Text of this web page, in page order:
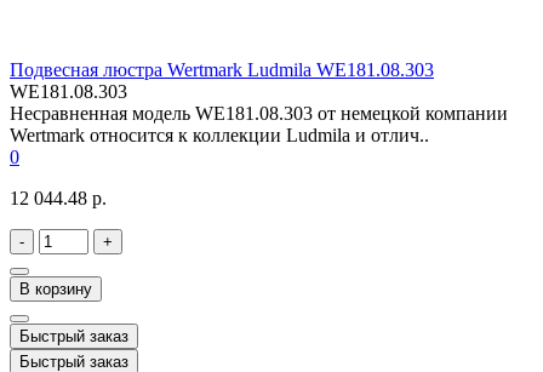
Подвесная люстра Wertmark Ludmila WE181.08.303
WE181.08.303
Несравненная модель WE181.08.303 от немецкой компании
Wertmark относится к коллекции Ludmila и отлич..
0
12 044.48 р.
- +
В корзину
Быстрый заказ
Быстрый заказ